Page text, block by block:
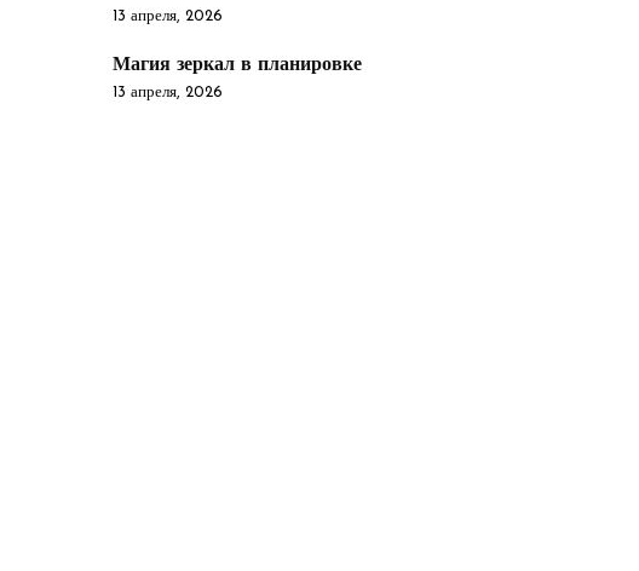
13 апреля, 2026
Магия зеркал в планировке
13 апреля, 2026